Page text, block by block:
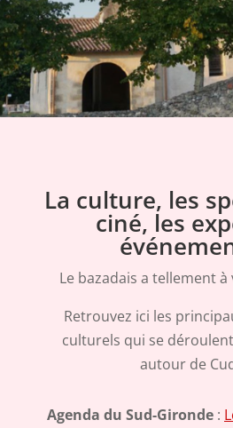
La culture, les
ciné, les
Le bazadais a tellement
Retrouvez ici les
culturels qui se
autour de
Agenda du Sud-Gironde: